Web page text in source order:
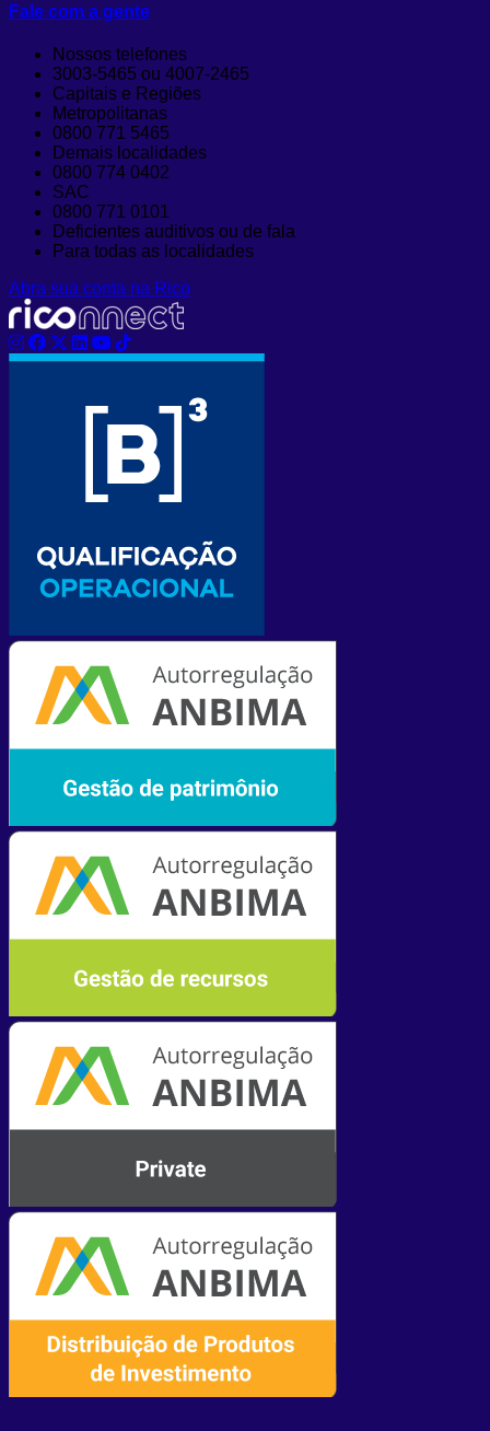
Fale com a gente
Nossos telefones
3003-5465 ou 4007-2465
Capitais e Regiões
Metropolitanas
0800 771 5465
Demais localidades
0800 774 0402
SAC
0800 771 0101
Deficientes auditivos ou de fala
Para todas as localidades
Abra sua conta na Rico